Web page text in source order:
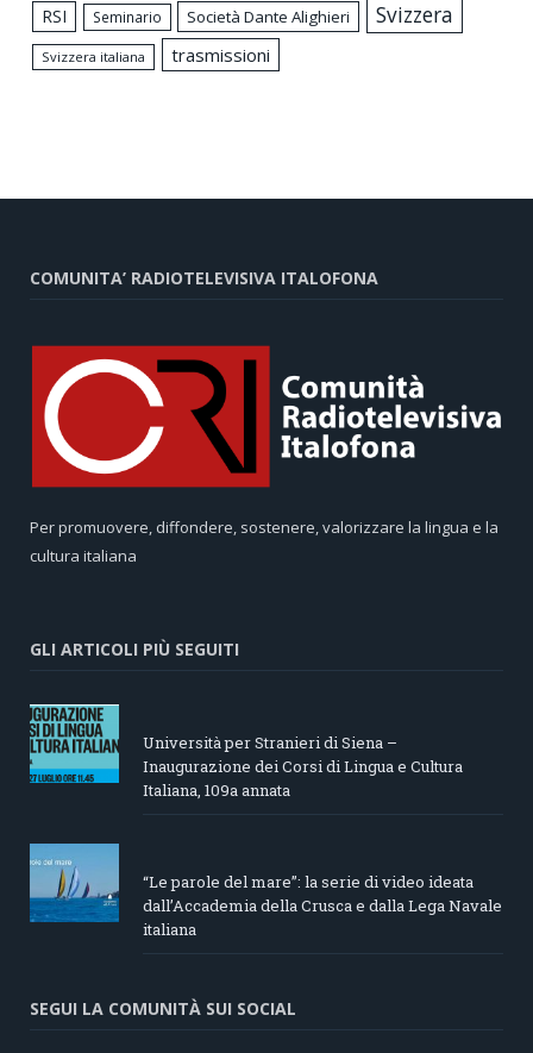
RSI
Seminario Società Dante Alighieri Svizzera
Svizzera italiana trasmissioni
COMUNITA’ RADIOTELEVISIVA ITALOFONA
Per promuovere, diffondere, sostenere, valorizzare la lingua e la
cultura italiana
GLI ARTICOLI PIÙ SEGUITI
Università per Stranieri di Siena –
Inaugurazione dei Corsi di Lingua e Cultura
Italiana, 109a annata
“Le parole del mare”: la serie di video ideata
dall’Accademia della Crusca e dalla Lega Navale
italiana
SEGUI LA COMUNITÀ SUI SOCIAL